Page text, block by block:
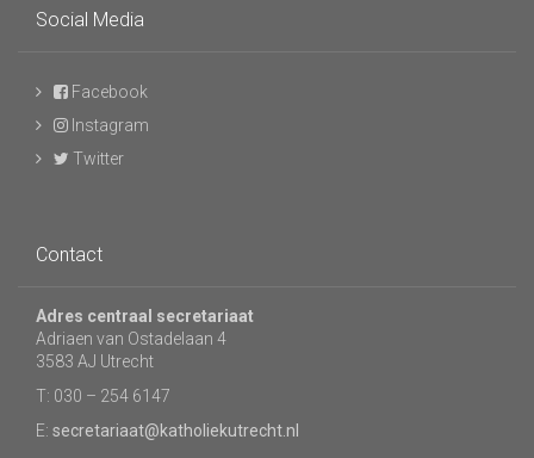
Social Media
Facebook
Instagram
Twitter
Contact
Adres centraal secretariaat
Adriaen van Ostadelaan 4
3583 AJ Utrecht
T: 030 – 254 6147
E: secretariaat@katholiekutrecht.nl